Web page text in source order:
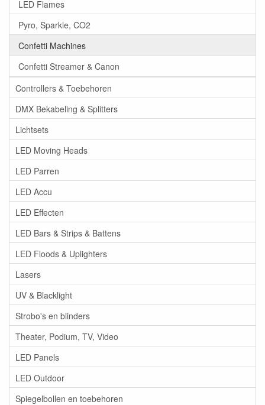
LED Flames
Pyro, Sparkle, CO2
Confetti Machines
Confetti Streamer & Canon
Controllers & Toebehoren
DMX Bekabeling & Splitters
Lichtsets
LED Moving Heads
LED Parren
LED Accu
LED Effecten
LED Bars & Strips & Battens
LED Floods & Uplighters
Lasers
UV & Blacklight
Strobo's en blinders
Theater, Podium, TV, Video
LED Panels
LED Outdoor
Spiegelbollen en toebehoren